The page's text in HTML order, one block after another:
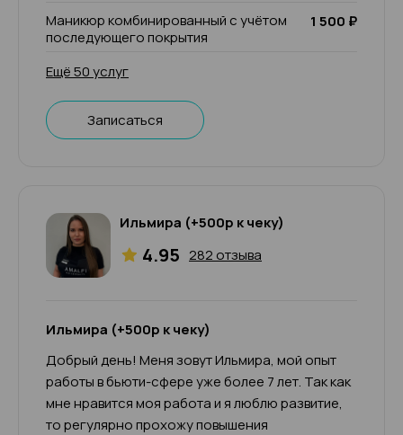
Маникюр комбинированный с учётом
последующего покрытия
1 500 ₽
Ещё 50 услуг
Записаться
Ильмира (+500р к чеку)
4.95 282 отзыва
Ильмира (+500р к чеку)
Добрый день! Меня зовут Ильмира, мой опыт
работы в бьюти-сфере уже более 7 лет. Так как
мне нравится моя работа и я люблю развитие,
то регулярно прохожу повышения